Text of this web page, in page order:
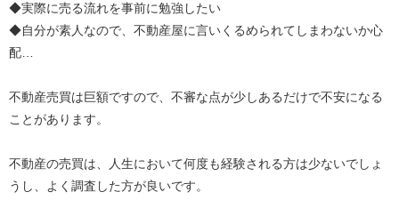
◆実際に売る流れを事前に勉強したい
◆自分が素人なので、不動産屋に言いくるめられてしまわないか心
配…
不動産売買は巨額ですので、不審な点が少しあるだけで不安になる
ことがあります。
不動産の売買は、人生において何度も経験される方は少ないでしょ
うし、よく調査した方が良いです。